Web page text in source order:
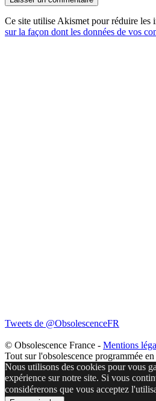
Ce site utilise Akismet pour réduire les
sur la façon dont les données de vos
Tweets de @ObsolescenceFR
© Obsolescence France - Mentions
Tout sur l'obsolescence programmée
Nous utilisons des cookies pour vous
expérience sur notre site. Si vous
considérerons que vous acceptez